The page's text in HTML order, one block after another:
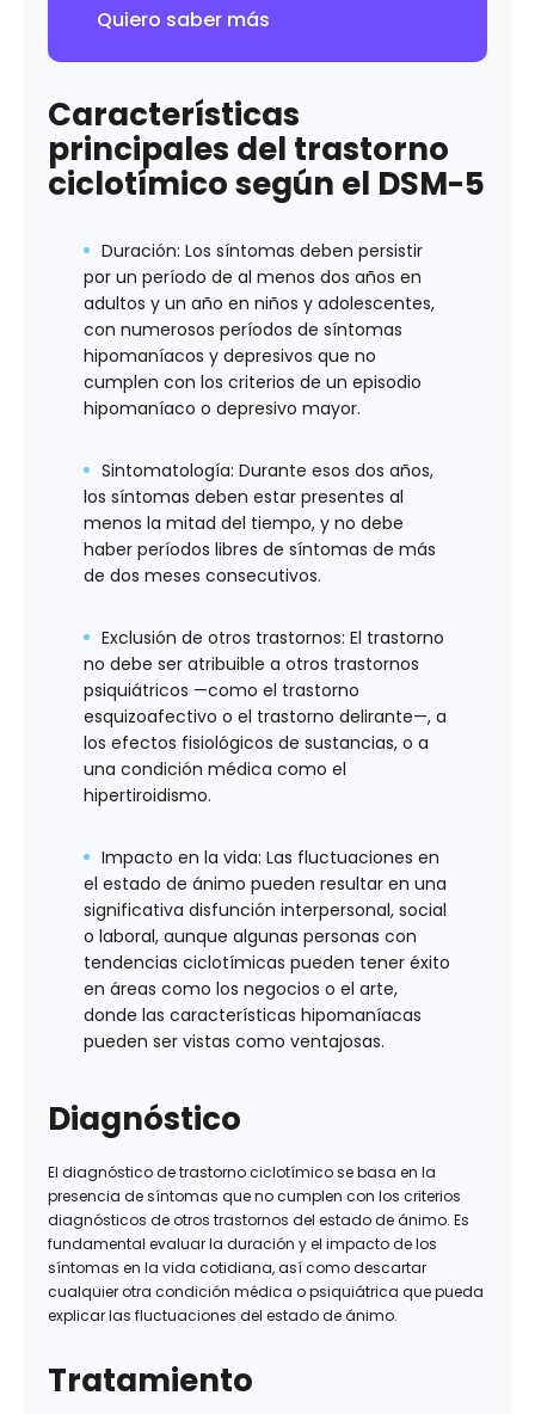
Quiero saber más
Características
principales del trastorno
ciclotímico según el DSM-5
Duración: Los síntomas deben persistir
por un período de al menos dos años en
adultos y un año en niños y adolescentes,
con numerosos períodos de síntomas
hipomaníacos y depresivos que no
cumplen con los criterios de un episodio
hipomaníaco o depresivo mayor.
Sintomatología: Durante esos dos años,
los síntomas deben estar presentes al
menos la mitad del tiempo, y no debe
haber períodos libres de síntomas de más
de dos meses consecutivos.
Exclusión de otros trastornos: El trastorno
no debe ser atribuible a otros trastornos
psiquiátricos —como el trastorno
esquizoafectivo o el trastorno delirante—, a
los efectos fisiológicos de sustancias, o a
una condición médica como el
hipertiroidismo.
Impacto en la vida: Las fluctuaciones en
el estado de ánimo pueden resultar en una
significativa disfunción interpersonal, social
o laboral, aunque algunas personas con
tendencias ciclotímicas pueden tener éxito
en áreas como los negocios o el arte,
donde las características hipomaníacas
pueden ser vistas como ventajosas.
Diagnóstico
El diagnóstico de trastorno ciclotímico se basa en la
presencia de síntomas que no cumplen con los criterios
diagnósticos de otros trastornos del estado de ánimo. Es
fundamental evaluar la duración y el impacto de los
síntomas en la vida cotidiana, así como descartar
cualquier otra condición médica o psiquiátrica que pueda
explicar las fluctuaciones del estado de ánimo.
Tratamiento